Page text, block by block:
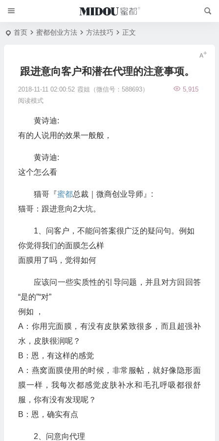
首页 蜜都创业方法 方法技巧 正文
跟进意向客户和潜在代理的注意事项。
2018-11-11 02:00:52 霞姐（微信号：588693）
5,915
阅读模式
黄诗迪:
有的人说用的效果一般般，
黄诗迪:
这个怎么看
猫哥『蜜都总裁｜微商创业导师』:
猫哥：跟进意向2大坑。
1、问客户，不能问答案很广泛的疑问句。例如
你觉得我们的面膜怎么样
面膜用了吗，觉得如何
应该问一些实质性的引导问题，并且对方回回答
“是的”“对”
例如 ，
A：你用完面膜，有没有皮肤紧致很多，而且超强补
水，皮肤很润呢？
B：恩，有这样的感觉
A：燕窝面膜使用的时候，非常服帖，就好像隐形面
膜一样，我每次都感觉皮肤补水和毛孔呼吸都很舒
服，你有没有发现呢？
B：恩，确实有点
2、问意向代理